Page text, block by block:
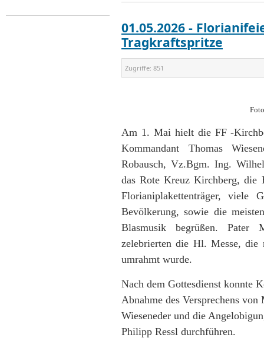
01.05.2026 -
Tragkraftspritze
Zugriffe: 851
Am 1. Mai hielt die FF -
Kommandant Thomas
Robausch, Vz.Bgm. Ing.
das Rote Kreuz Kirchberg, die
Florianiplakettenträger, viele
Bevölkerung, sowie die
Blasmusik begrüßen.
zelebrierten die Hl. Messe, die
umrahmt wurde.
Nach dem Gottesdienst konnte
Abnahme des Versprechens
Wieseneder und die
Philipp Ressl durchführen.